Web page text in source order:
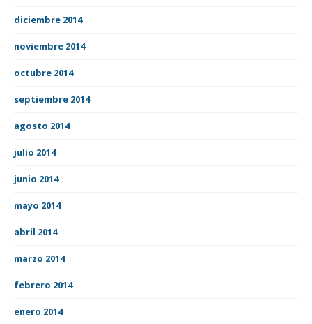
diciembre 2014
noviembre 2014
octubre 2014
septiembre 2014
agosto 2014
julio 2014
junio 2014
mayo 2014
abril 2014
marzo 2014
febrero 2014
enero 2014